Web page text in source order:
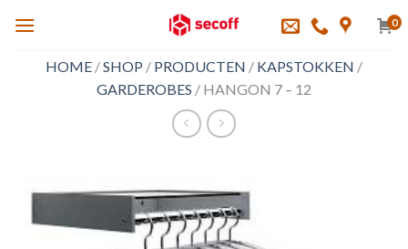
0
HOME /SHOP / PRODUCTEN / KAPSTOKKEN /
GARDEROBES / HANGON 7 – 12